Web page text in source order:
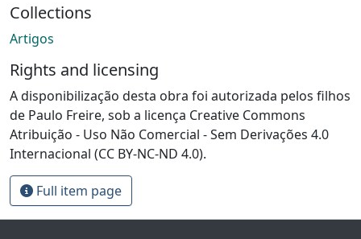
Collections
Artigos
Rights and licensing
A disponibilização desta obra foi autorizada pelos filhos
de Paulo Freire, sob a licença Creative Commons
Atribuição - Uso Não Comercial - Sem Derivações 4.0
Internacional (CC BY-NC-ND 4.0).
Full item page